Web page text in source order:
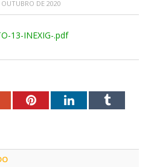
DE 2020
13-INEXIG-.pdf
PinterestLinkedInTumblr